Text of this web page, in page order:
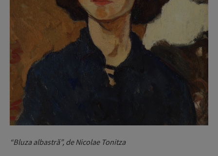
“Bluza albastră”, de Nicolae Tonitza